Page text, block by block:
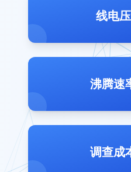
线电
沸腾速
调查成